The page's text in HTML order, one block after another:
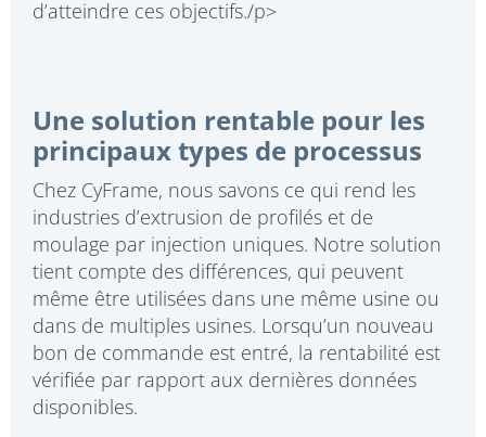
d’atteindre ces objectifs./p>
Une solution rentable pour les
principaux types de processus
Chez CyFrame, nous savons ce qui rend les
industries d’extrusion de profilés et de
moulage par injection uniques. Notre solution
tient compte des différences, qui peuvent
même être utilisées dans une même usine ou
dans de multiples usines. Lorsqu’un nouveau
bon de commande est entré, la rentabilité est
vérifiée par rapport aux dernières données
disponibles.